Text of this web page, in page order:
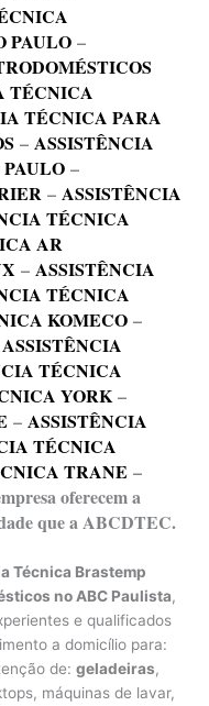
PAULO –
TÉCNICA
TÉCNICA PARA
–ASSISTÊNCIA
–
–ASSISTÊNCIA
TÉCNICA
AR
–ASSISTÊNCIA
TÉCNICA
KOMECO –
ASSISTÊNCIA
TÉCNICA
YORK–
–ASSISTÊNCIA
TÉCNICA
TRANE –
oferecem a
que a ABCDTEC.
Técnica Brastemp
no ABC Paulista,
e qualificados
a domicílio para:
de:geladeiras,
máquinas de lavar,